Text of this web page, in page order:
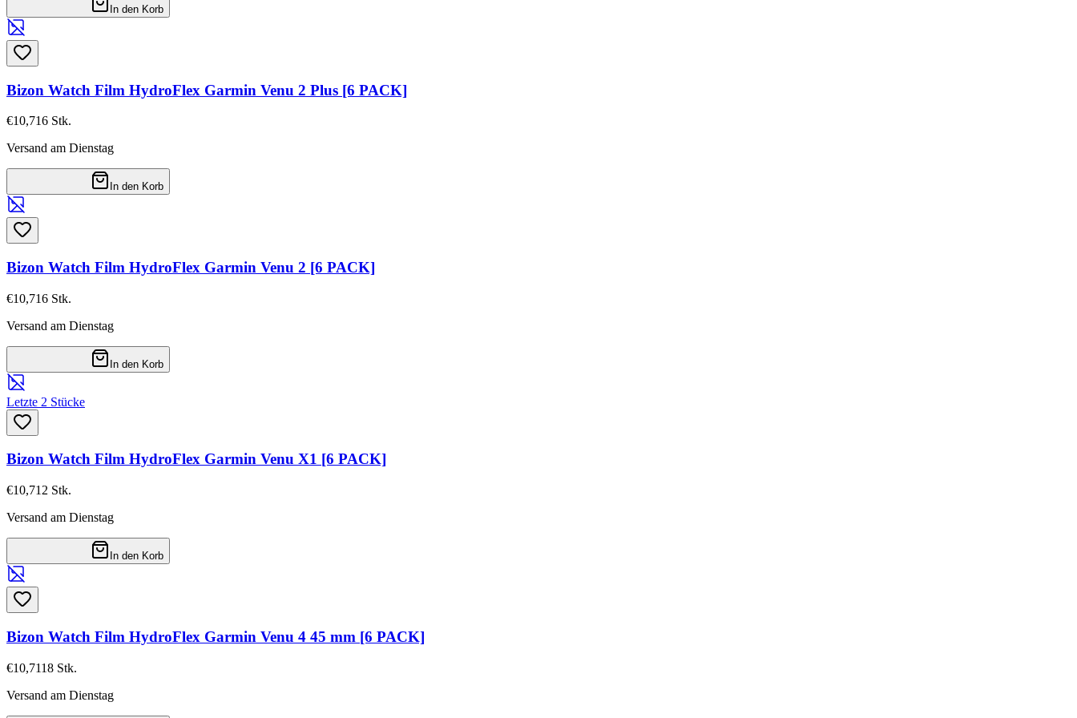
In den Korb
Bizon Watch Film HydroFlex Garmin Venu 2 Plus [6 PACK]
€10,716 Stk.
Versand am Dienstag
In den Korb
Bizon Watch Film HydroFlex Garmin Venu 2 [6 PACK]
€10,716 Stk.
Versand am Dienstag
In den Korb
Letzte 2 Stücke
Bizon Watch Film HydroFlex Garmin Venu X1 [6 PACK]
€10,71 2 Stk.
Versand am Dienstag
In den Korb
Bizon Watch Film HydroFlex Garmin Venu 4 45 mm [6 PACK]
€10,7118 Stk.
Versand am Dienstag